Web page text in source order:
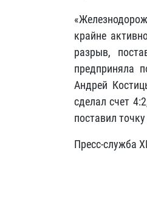
крайне
разрыв,
предприняла
Андрей
сделал счет
поставил
Пресс-служба